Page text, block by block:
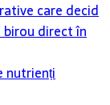
care decid
direct în
nutrienți